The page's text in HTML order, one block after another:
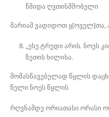
წმიდა ღვთისმშობელი
მარიამ ვადიდოთ ყ[ოველ]თა,
„ესე ტრედი არის. ნოეს
ზეთის ხილისა.
მომასწავებელად წყლის
წელი ნოეს წყლის
რღვნამდე ორიათასი ორასი